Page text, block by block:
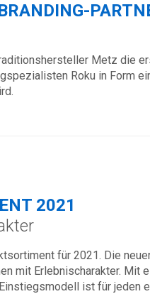
Metz die
Roku in Form
2021
für 2021. Die
mit Erlebnischarakter. Mit
ist für jeden